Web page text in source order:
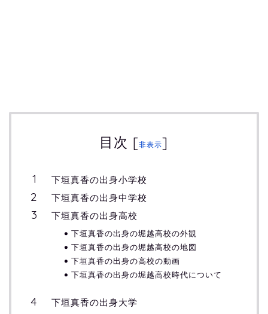
目次 [非表示]
下垣真香の出身小学校
下垣真香の出身中学校
下垣真香の出身高校
下垣真香の出身の堀越高校の外観
下垣真香の出身の堀越高校の地図
下垣真香の出身の高校の動画
下垣真香の出身の堀越高校時代について
下垣真香の出身大学